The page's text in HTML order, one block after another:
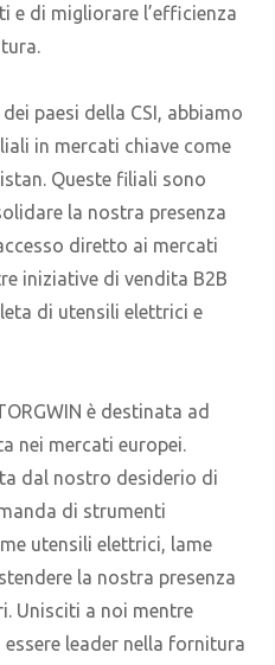
e di migliorare l’efficienza
paesi della CSI, abbiamo
in mercati chiave come
Queste filiali sono
la nostra presenza
diretto ai mercati
iniziative di vendita B2B
di utensili elettrici e
è destinata ad
nei mercati europei.
dal nostro desiderio di
di strumenti
utensili elettrici, lame
la nostra presenza
Unisciti a noi mentre
leader nella fornitura